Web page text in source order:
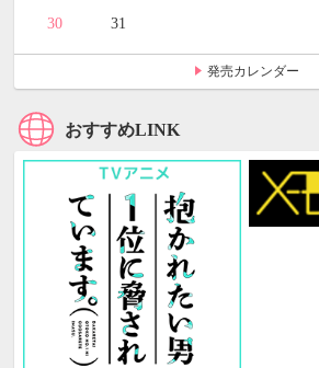
30 31
発売カレンダー
おすすめLINK